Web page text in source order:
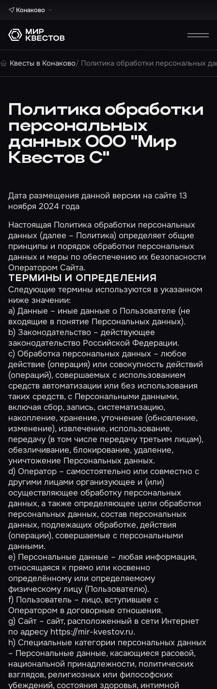
Конаково
Квесты в Конаково Политика обработки персональных
Политика обработки
персональных
данных ООО "Мир
Квестов С"
Дата размещения данной версии на сайте 13
ноября 2024 года
Настоящая Политика обработки персональных
данных (далее – Политика) определяет общие
принципы и порядок обработки персональных
данных и меры по обеспечению их безопасности
Оператором Сайта.
ТЕРМИНЫ И ОПРЕДЕЛЕНИЯ
Следующие термины используются в указанном
ниже значении:
a) Данные – иные данные о Пользователе (не
входящие в понятие Персональных данных).
b) Законодательство – действующее
законодательство Российской Федерации.
c) Обработка персональных данных – любое
действие (операция) или совокупность действий
(операций), совершаемых с использованием
средств автоматизации или без использования
таких средств, с Персональными данными,
включая сбор, запись, систематизацию,
накопление, хранение, уточнение (обновление,
изменение), извлечение, использование,
передачу (в том числе передачу третьим лицам),
обезличивание, блокирование, удаление,
уничтожение Персональных данных.
d) Оператор – самостоятельно или совместно с
другими лицами организующее и (или)
осуществляющее обработку персональных
данных, а также определяющее цели обработки
персональных данных, состав персональных
данных, подлежащих обработке, действия
(операции), совершаемые с персональными
данными.
e) Персональные данные – любая информация,
относящаяся к прямо или косвенно
определённому или определяемому
физическому лицу (Пользователю).
f) Пользователь – лицо, вступившее с
Оператором в договорные отношения.
g) Сайт – сайт, расположенный в сети Интернет
по адресу https://mir-kvestov.ru.
h) Специальные категории персональных данных
– Персональные данные, касающиеся расовой,
национальной принадлежности, политических
взглядов, религиозных или философских
убеждений, состояния здоровья, интимной